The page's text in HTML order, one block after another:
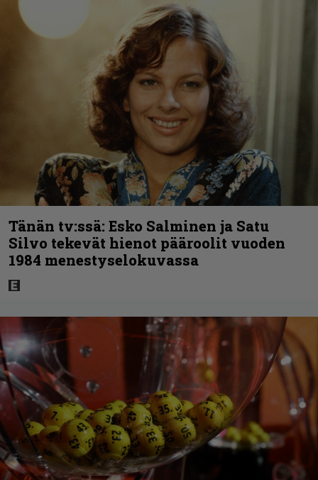
Tänän tv:ssä: Esko Salminen ja Satu
Silvo tekevät hienot pääroolit vuoden
1984 menestyselokuvassa